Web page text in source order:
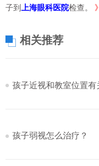
子到
上海眼科医院检查。
相关推荐
孩子近视和教室位置有
孩子弱视怎么治疗？